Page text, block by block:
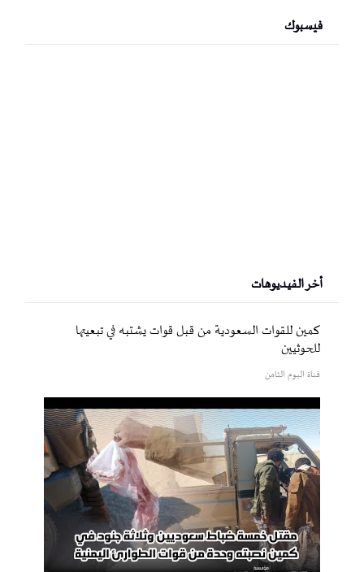
فيسبوك
أخر الفيديوهات
كمين للقوات السعودية من قبل قوات يشتبه في تبعيتها
للحوثيين
قناة اليوم الثامن